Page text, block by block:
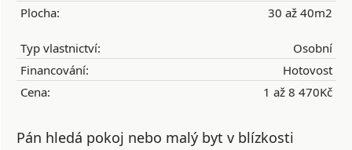
Plocha:
30 až 40m2
Typ vlastnictví:
Osobní
Financování:
Hotovost
Cena:
1 až 8 470Kč
Pán hledá pokoj nebo malý byt v blízkosti